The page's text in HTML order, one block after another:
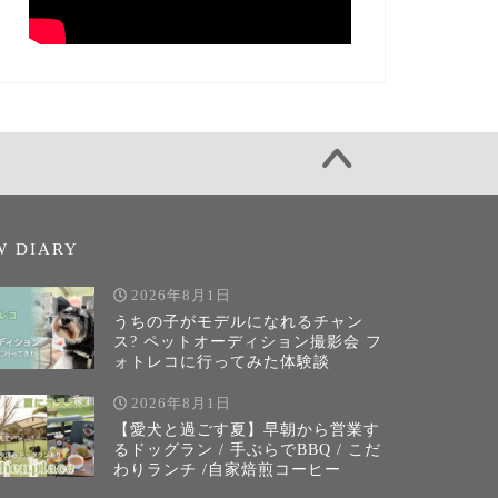
DIARY
2026年8月1日
うちの子がモデルになれるチャン
ス? ペットオーディション撮影会 フ
ォトレコに行ってみた体験談
2026年8月1日
【愛犬と過ごす夏】早朝から営業す
るドッグラン / 手ぶらでBBQ / こだ
わりランチ /自家焙煎コーヒー